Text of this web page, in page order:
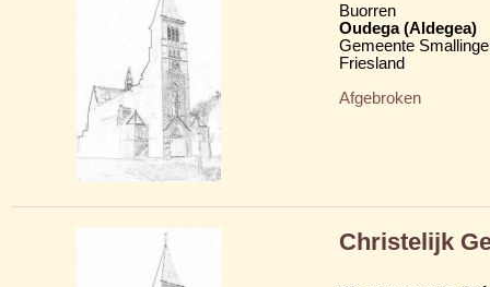
Buorren
Oudega (Aldegea)
Gemeente
Friesland
Afgebroken
Christelijk